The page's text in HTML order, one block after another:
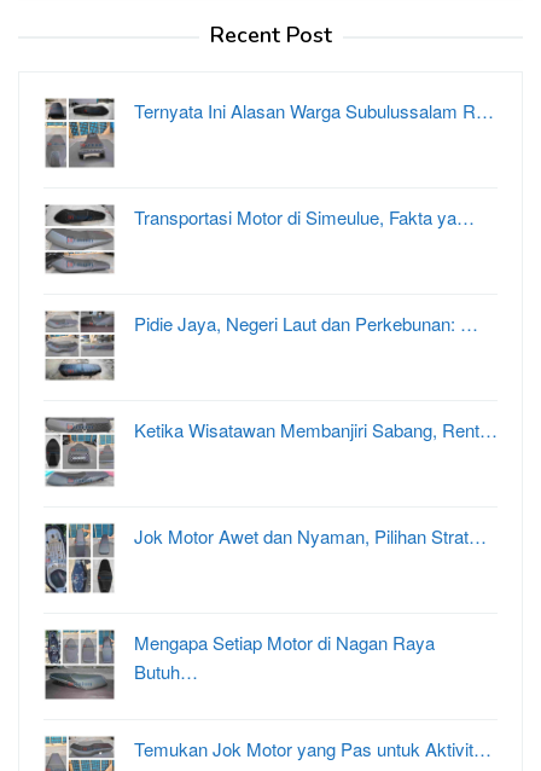
Recent Post
Ternyata Ini Alasan Warga Subulussalam R…
Transportasi Motor di Simeulue, Fakta ya…
Pidie Jaya, Negeri Laut dan Perkebunan: …
Ketika Wisatawan Membanjiri Sabang, Rent…
Jok Motor Awet dan Nyaman, Pilihan Strat…
Mengapa Setiap Motor di Nagan Raya
Butuh…
Temukan Jok Motor yang Pas untuk Aktivit…